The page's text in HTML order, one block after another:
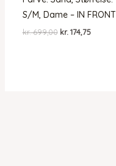
S/M, Dame – IN FRONT
kr.699,00 Den
kr. 174,75Den